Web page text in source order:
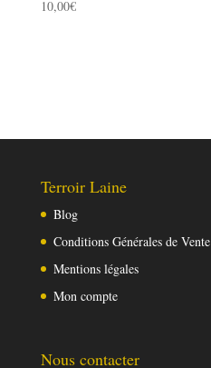
10,00€
Terroir Laine
Blog
Conditions Générales de Vente
Mentions légales
Mon compte
Nous contacter